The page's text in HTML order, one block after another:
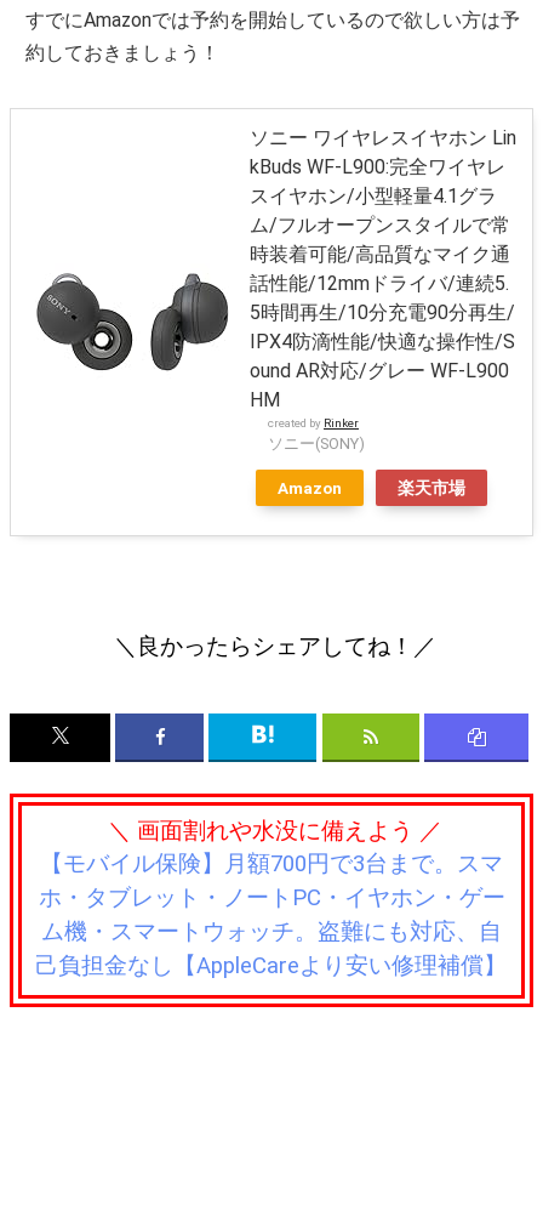
すでにAmazonでは予約を開始しているので欲しい方は予
約しておきましょう！
ソニー ワイヤレスイヤホン Lin
kBuds WF-L900:完全ワイヤレ
スイヤホン/小型軽量4.1グラ
ム/フルオープンスタイルで常
時装着可能/高品質なマイク通
話性能/12mmドライバ/連続5.
5時間再生/10分充電90分再生/
IPX4防滴性能/快適な操作性/S
ound AR対応/グレー WF-L900
HM
created by Rinker
ソニー(SONY)
Amazon 楽天市場
＼良かったらシェアしてね！／
＼ 画面割れや水没に備えよう ／
【モバイル保険】月額700円で3台まで。スマ
ホ・タブレット・ノートPC・イヤホン・ゲー
ム機・スマートウォッチ。盗難にも対応、自
己負担金なし【AppleCareより安い修理補償】